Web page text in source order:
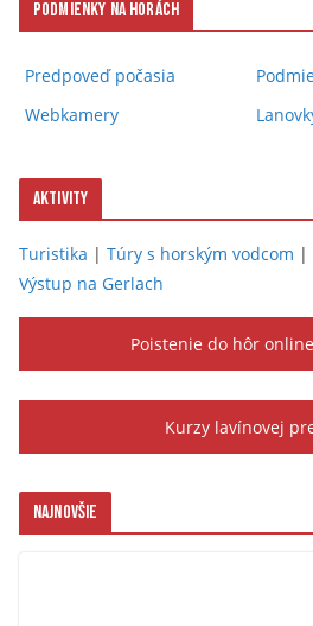
Podmienky na horách
Predpoveď počasia
Webkamery
Aktivity
Turistika | Túry s horským vodcom |
Výstup na Gerlach
Poistenie do hôr
Kurzy lavínovej
Najnovšie